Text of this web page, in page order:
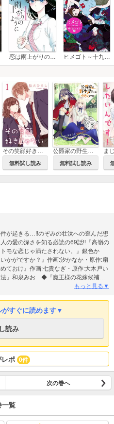
恋は雨上がりのように ヒメゴト～十九歳の制服～
無料試し読み 無料試し読み
が起きる…!!のぞみの壮汰への歪んだ想
の愛の深さを知る必読の69話!!『高嶺の
な恋じゃ満たされない。』銀色か
がですか？』作画:汐かなか・原作:扇
おけ』作画:七貴なぎ・原作:大木戸い
』和泉みお ◆『魔王様の花嫁候補に
時岡継美 ◆『書く女と編む男─恋に落と
しの妹に転生したけど、絶対に結ば
もっと見る▼
すぐに読めます▼
読み
レポ 0件
次の巻へ
一覧